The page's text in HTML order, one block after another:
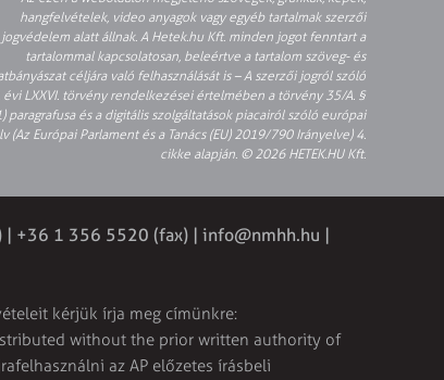
hangfelvételek, video anyagok vagy egyéb tartalmak szerzői
jogvédelem alatt állnak. A Hetek.hu Kft. minden jogot fenntart a
tartalommal kapcsolatosan, beleértve a tartalom szöveg- és
céljára való felhasználását is – A szerzői jogról szóló
évi LXXVI. törvény rendelkezései értelmében a törvény 35/A. §
paragrafusa és a digitális szolgáltatások piacairól szóló európai
(Az Európai Parlament és a Tanács (EU) 2019/790 Irányelve) 4.
cikke alapján. © 2026 HETEK.HU Kft.
| +36 1 356 5520 (fax) | info@nmhh.hu |
kérjük írja meg címünkre:
without the prior written authority of
az AP előzetes írásbeli